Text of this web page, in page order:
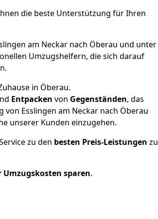
die beste Unterstützung für Ihren
am Neckar nach Öberau und unter
Umzugshelfern, die sich darauf
in Öberau.
Entpacken von Gegenständen, das
Esslingen am Neckar nach Öberau
unserer Kunden einzugehen.
zu den besten Preis-Leistungen zu
Umzugskosten sparen.